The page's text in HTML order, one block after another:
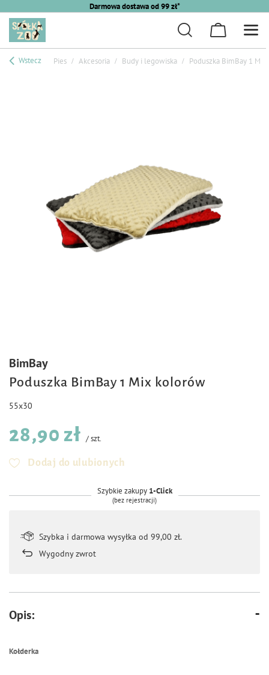
Darmowa dostawa od 99 zł*
Wstecz Pies Akcesoria Budy i legowiska Poduszka BimBay 1
BimBay
Poduszka BimBay 1 Mix kolorów
55x30
28,90 zł /szt.
Dodaj do ulubionych
Szybkie zakupy 1-Click
(bez rejestracji)
Szybka i darmowa wysyłka od 99,00 zł.
Wygodny zwrot
Opis:
Kołderka